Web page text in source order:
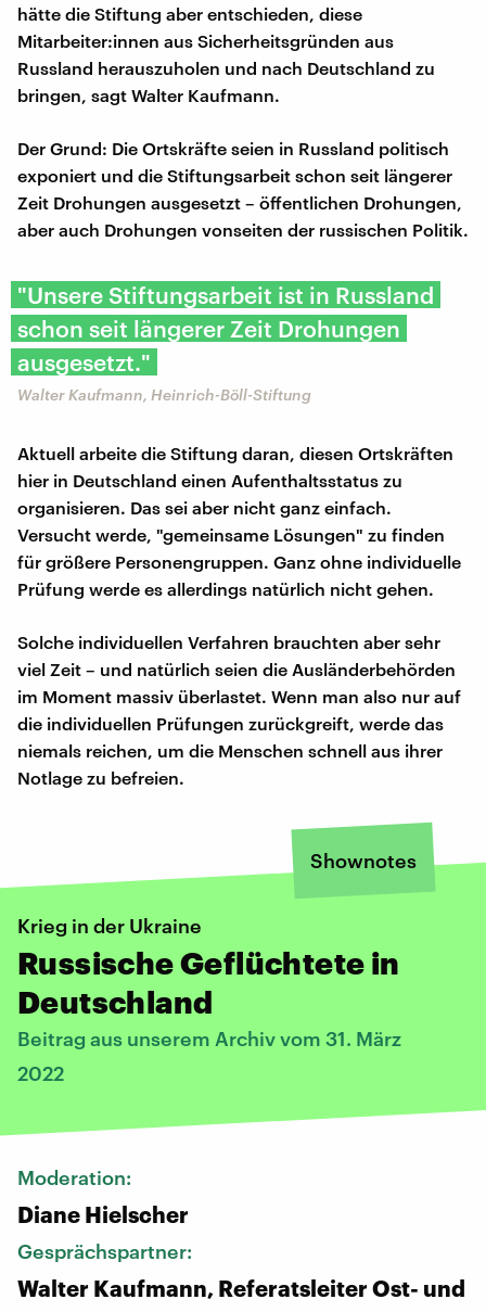
hätte die Stiftung aber entschieden, diese
Mitarbeiter:innen aus Sicherheitsgründen aus
Russland herauszuholen und nach Deutschland zu
bringen, sagt Walter Kaufmann.
Der Grund: Die Ortskräfte seien in Russland politisch
exponiert und die Stiftungsarbeit schon seit längerer
Zeit Drohungen ausgesetzt – öffentlichen Drohungen,
aber auch Drohungen vonseiten der russischen Politik.
"Unsere Stiftungsarbeit ist in Russland
schon seit längerer Zeit Drohungen
ausgesetzt."
Walter Kaufmann, Heinrich-Böll-Stiftung
Aktuell arbeite die Stiftung daran, diesen Ortskräften
hier in Deutschland einen Aufenthaltsstatus zu
organisieren. Das sei aber nicht ganz einfach.
Versucht werde, "gemeinsame Lösungen" zu finden
für größere Personengruppen. Ganz ohne individuelle
Prüfung werde es allerdings natürlich nicht gehen.
Solche individuellen Verfahren brauchten aber sehr
viel Zeit – und natürlich seien die Ausländerbehörden
im Moment massiv überlastet. Wenn man also nur auf
die individuellen Prüfungen zurückgreift, werde das
niemals reichen, um die Menschen schnell aus ihrer
Notlage zu befreien.
Shownotes
Krieg in der Ukraine
Russische Geflüchtete in
Deutschland
Beitrag aus unserem Archiv vom 31. März
2022
Moderation:
Diane Hielscher
Gesprächspartner:
Walter Kaufmann, Referatsleiter Ost- und